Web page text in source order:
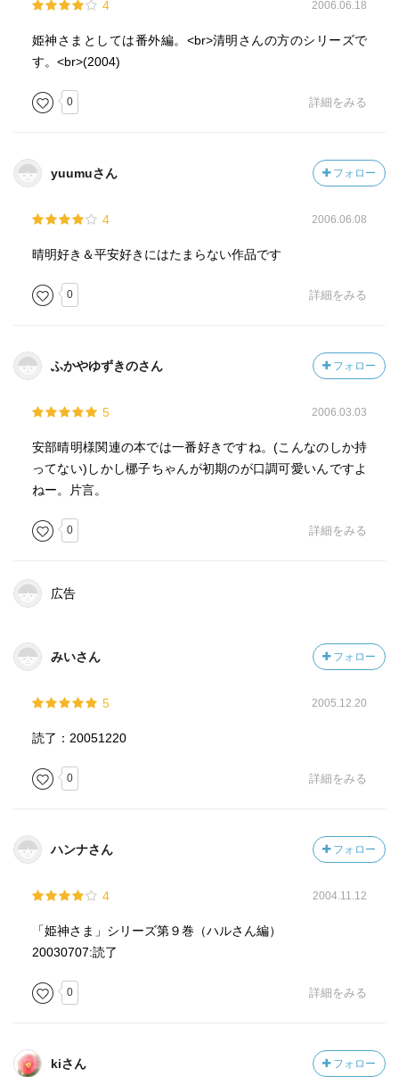
4 2006.06.18
姫神さまとしては番外編。<br>清明さんの方のシリーズで
す。<br>(2004)
0 詳細をみる
yuumuさん フォロー
4 2006.06.08
晴明好き＆平安好きにはたまらない作品です
0 詳細をみる
ふかやゆずきのさん フォロー
5 2006.03.03
安部晴明様関連の本では一番好きですね。(こんなのしか持
ってない)しかし梛子ちゃんが初期のが口調可愛いんですよ
ねー。片言。
0 詳細をみる
広告
みいさん フォロー
5 2005.12.20
読了：20051220
0 詳細をみる
ハンナさん フォロー
4 2004.11.12
「姫神さま」シリーズ第９巻（ハルさん編）
20030707:読了
0 詳細をみる
kiさん フォロー